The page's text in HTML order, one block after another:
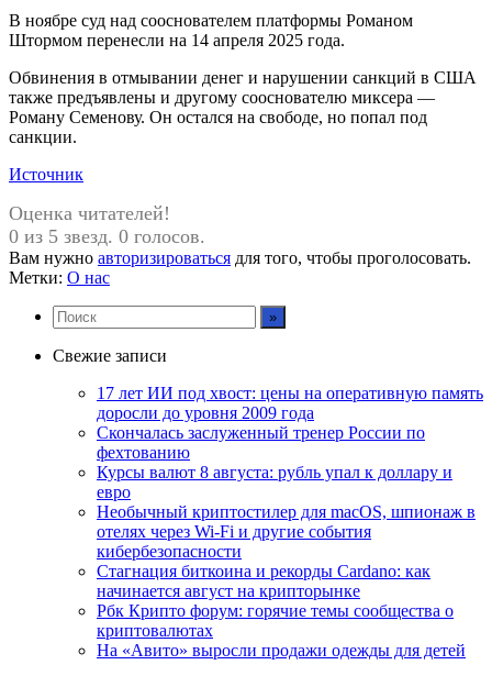
В ноябре суд над сооснователем платформы Романом
Штормом перенесли на 14 апреля 2025 года.
Обвинения в отмывании денег и нарушении санкций в США
также предъявлены и другому сооснователю миксера —
Роману Семенову. Он остался на свободе, но попал под
санкции.
Источник
Оценка читателей!
0 из 5 звезд. 0 голосов.
Вам нужно авторизироваться для того, чтобы проголосовать.
Метки: О нас
Свежие записи
17 лет ИИ под хвост: цены на оперативную память
доросли до уровня 2009 года
Скончалась заслуженный тренер России по
фехтованию
Курсы валют 8 августа: рубль упал к доллару и
евро
Необычный криптостилер для macOS, шпионаж в
отелях через Wi-Fi и другие события
кибербезопасности
Стагнация биткоина и рекорды Cardano: как
начинается август на крипторынке
Рбк Крипто форум: горячие темы сообщества о
криптовалютах
На «Авито» выросли продажи одежды для детей